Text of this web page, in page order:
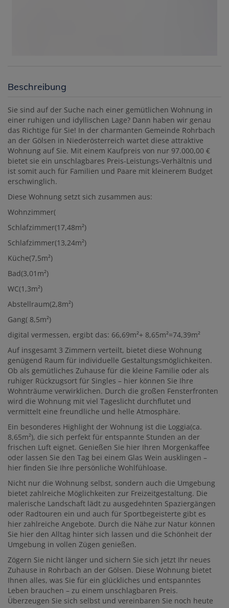
Beschreibung
Sie sind auf der Suche nach einer gemütlichen Wohnung in
einer ruhigen und idyllischen Lage? Dann haben wir genau
das Richtige für Sie! In der charmanten Gemeinde Rohrbach
an der Gölsen in Niederösterreich wartet diese attraktive
Wohnung auf Sie. Mit einem Kaufpreis von nur 97.000,00 €
bietet sie ein unschlagbares Preis-Leistungs-Verhältnis und
ist somit auch für Familien und Paare mit kleinerem Budget
erschwinglich.
Diese Wohnung setzt sich zusammen aus:
Wohnzimmer(
Schlafzimmer(17,48m²)
Schlafzimmer(13,24m²)
Küche(7,5m²)
Bad(3,01m²)
WC(1,3m²)
Abstellraum(2,8m²)
Gang( 8,5m²)
digital vermessen, ergibt das: 66,69m²+ 8,65m²=74,39m²
Auf insgesamt 3 Zimmern verteilt, bietet diese Wohnung
genügend Raum für individuelle Gestaltungsmöglichkeiten.
Ob als gemütliches Zuhause für die kleine Familie oder als
ruhiger Rückzugsort für Singles – hier können Sie Ihre
Wohnträume verwirklichen. Durch die großen Fensterfronten
wird die Wohnung mit viel Tageslicht durchflutet und
vermittelt eine freundliche und helle Atmosphäre.
Ein besonderes Highlight der Wohnung ist die Loggia(ca.
8,65m²), die sich perfekt für entspannte Stunden an der
frischen Luft eignet. Genießen Sie hier Ihren Morgenkaffee
oder lassen Sie den Tag bei einem Glas Wein ausklingen –
hier finden Sie Ihre persönliche Wohlfühloase.
Nicht nur die Wohnung selbst, sondern auch die Umgebung
bietet zahlreiche Möglichkeiten zur Freizeitgestaltung. Die
malerische Landschaft lädt zu ausgedehnten Spaziergängen
oder Radtouren ein und auch für Sportbegeisterte gibt es
hier zahlreiche Angebote. Durch die Nähe zur Natur können
Sie hier den Alltag hinter sich lassen und die Schönheit der
Umgebung in vollen Zügen genießen.
Zögern Sie nicht länger und sichern Sie sich jetzt Ihr neues
Zuhause in Rohrbach an der Gölsen. Diese Wohnung bietet
Ihnen alles, was Sie für ein glückliches und entspanntes
Leben brauchen – zu einem unschlagbaren Preis.
Überzeugen Sie sich selbst und vereinbaren Sie noch heute